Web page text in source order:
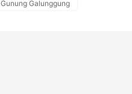
Gunung Galunggung